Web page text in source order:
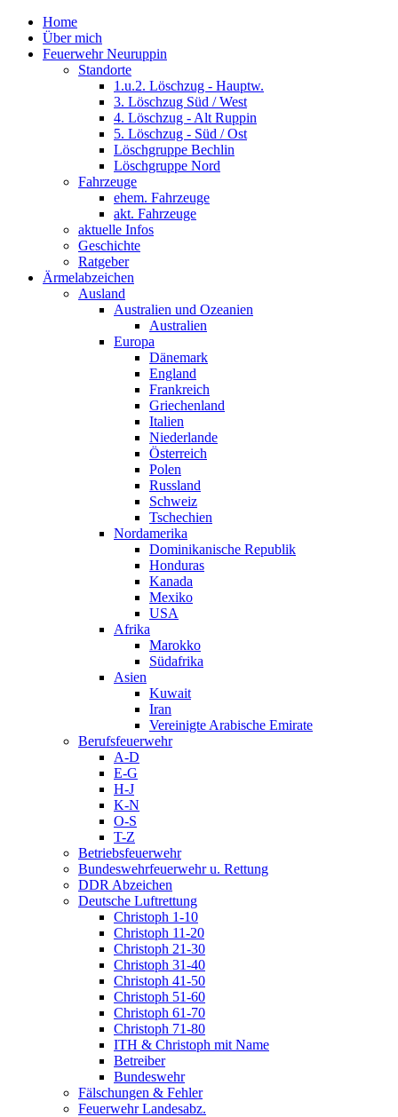
Home
Über mich
Feuerwehr Neuruppin
Standorte
1.u.2. Löschzug - Hauptw.
3. Löschzug Süd / West
4. Löschzug - Alt Ruppin
5. Löschzug - Süd / Ost
Löschgruppe Bechlin
Löschgruppe Nord
Fahrzeuge
ehem. Fahrzeuge
akt. Fahrzeuge
aktuelle Infos
Geschichte
Ratgeber
Ärmelabzeichen
Ausland
Australien und Ozeanien
Australien
Europa
Dänemark
England
Frankreich
Griechenland
Italien
Niederlande
Österreich
Polen
Russland
Schweiz
Tschechien
Nordamerika
Dominikanische Republik
Honduras
Kanada
Mexiko
USA
Afrika
Marokko
Südafrika
Asien
Kuwait
Iran
Vereinigte Arabische Emirate
Berufsfeuerwehr
A-D
E-G
H-J
K-N
O-S
T-Z
Betriebsfeuerwehr
Bundeswehrfeuerwehr u. Rettung
DDR Abzeichen
Deutsche Luftrettung
Christoph 1-10
Christoph 11-20
Christoph 21-30
Christoph 31-40
Christoph 41-50
Christoph 51-60
Christoph 61-70
Christoph 71-80
ITH & Christoph mit Name
Betreiber
Bundeswehr
Fälschungen & Fehler
Feuerwehr Landesabz.